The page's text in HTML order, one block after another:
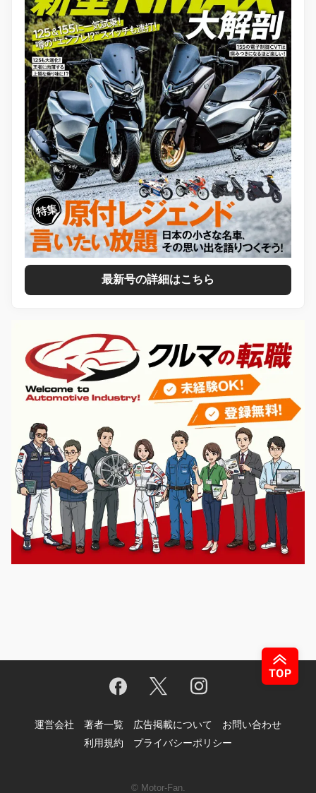
最新号の詳細はこちら
運営会社 著者一覧 広告掲載について
お問い合わせ
利用規約
プライバシーポリシー
© Motor-Fan.